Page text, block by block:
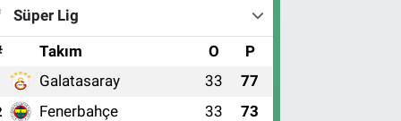
Süper Lig
Takım O P
Galatasaray 33 77
Fenerbahçe 33 73